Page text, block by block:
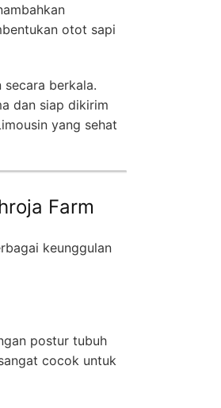
otot sapi
secara berkala.
dan siap dikirim
yang sehat
Farm
keunggulan
postur tubuh
cocok untuk